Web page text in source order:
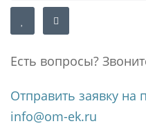
Есть вопросы?
Отправить заявку на
info@om-ek.ru